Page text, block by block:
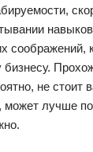
соображений,
не стоит
может лучше